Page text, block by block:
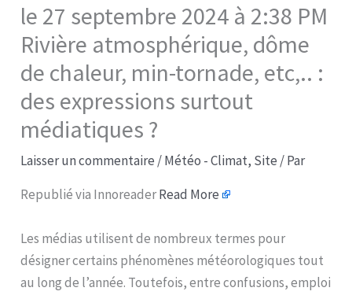
le 27 septembre 2024 à 2:38 PM
Rivière atmosphérique, dôme
de chaleur, min-tornade, etc,.. :
des expressions surtout
médiatiques ?
Laisser un commentaire /Météo - Climat, Site / Par
Republié via InnoreaderRead More
Les médias utilisent de nombreux termes pour
désigner certains phénomènes météorologiques tout
au long de l’année. Toutefois, entre confusions, emploi